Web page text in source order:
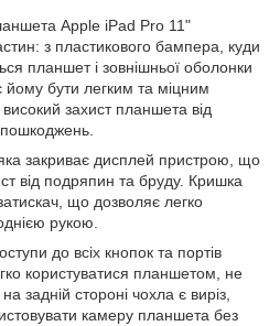
Apple iPad Pro 11"
з пластикового бампера, куди
планшет і зовнішньої оболонки
бути легким та міцним
захист планшета від
закриває дисплей пристрою, що
від подряпин та бруду. Кришка
що дозволяє легко
рукою.
до всіх кнопок та портів
користуватися планшетом, не
задній стороні чохла є виріз,
камеру планшета без